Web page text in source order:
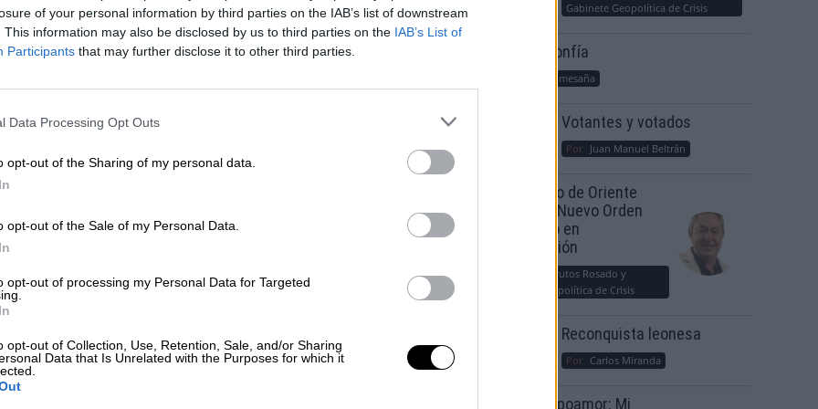
of your personal information by third parties on the IAB’s list of downstream
This information may also be disclosed by us to third parties on the IAB’s List of
Participants that may further disclose it to other third parties.
Data Processing Opt Outs
opt-out of the Sharing of my personal data.
opt-out of the Sale of my Personal Data.
opt-out of processing my Personal Data for Targeted
opt-out of Collection, Use, Retention, Sale, and/or Sharing
Data that Is Unrelated with the Purposes for which it
Más artículos de este autor
miércoles, 17 de julio de 2019
Por Miriam Rosco
Gabinete Geopolítica de Crisis
Suelta y confía
María Comesaña
Votantes y votados
Por Juan Manuel Beltrán
El Conflicto de Oriente
Medio: Un Nuevo Orden
Autoritario en
Construcción
Álvaro Frutos Rosado y
Gabinete Geopolítica de Crisis
Reconquista leonesa
Por Carlos Miranda
Clara Campoamor: Mi